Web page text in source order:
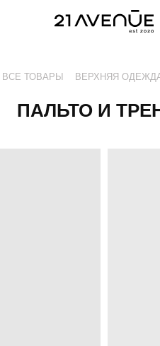
ВСЕ ТОВАРЫ ВЕРХНЯЯ
ПАЛЬТО И